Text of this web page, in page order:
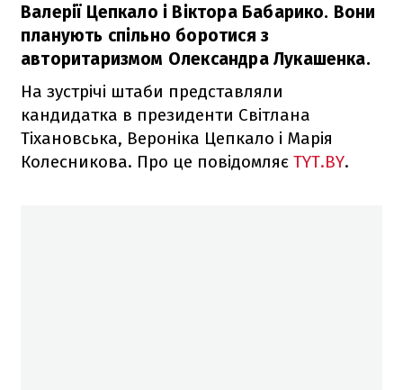
Валерії Цепкало і Віктора Бабарико. Вони
планують спільно боротися з
авторитаризмом Олександра Лукашенка.
На зустрічі штаби представляли
кандидатка в президенти Світлана
Тіхановська, Вероніка Цепкало і Марія
Колесникова. Про це повідомляє TYT.BY.